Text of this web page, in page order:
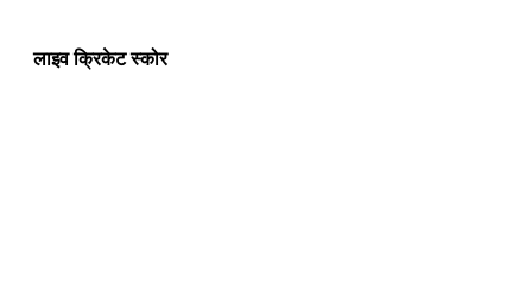
लाइव क्रिकेट स्कोर